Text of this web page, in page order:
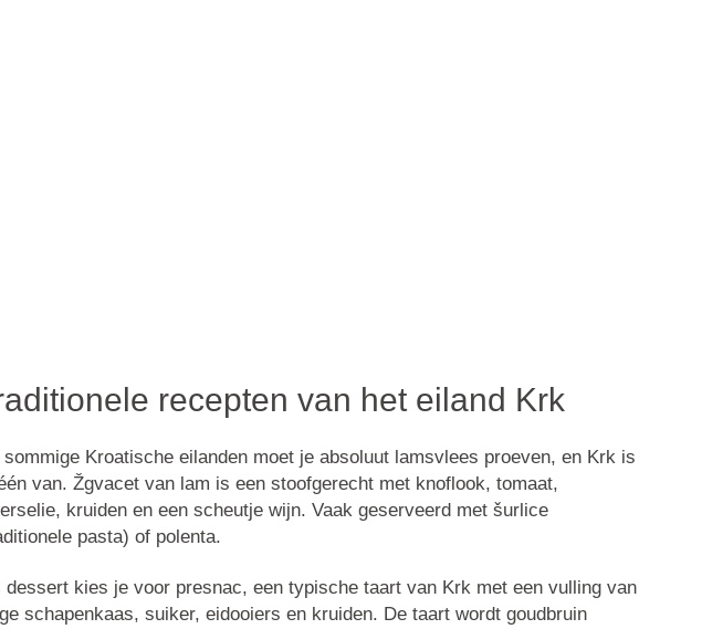
recepten van het eiland Krk
sommige Kroatische eilanden moet je absoluut lamsvlees proeven, en Krk is
van. Žgvacet van lam is een stoofgerecht met knoflook, tomaat,
kruiden en een scheutje wijn. Vaak geserveerd met šurlice
pasta) of polenta.
dessert kies je voor presnac, een typische taart van Krk met een vulling van
schapenkaas, suiker, eidooiers en kruiden. De taart wordt goudbruin